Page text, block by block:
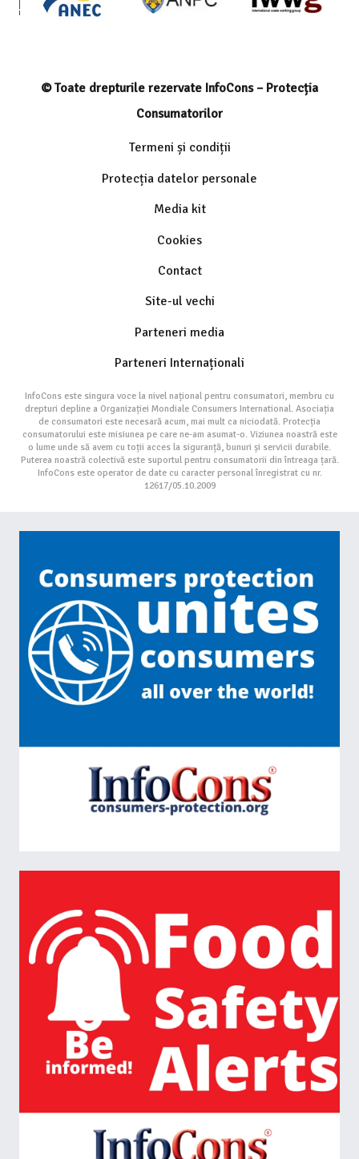
© Toate drepturile rezervate InfoCons – Protecția
Consumatorilor
Termeni și condiții
Protecția datelor personale
Media kit
Cookies
Contact
Site-ul vechi
Parteneri media
Parteneri Internaționali
InfoCons este singura voce la nivel național pentru consumatori, membru cu
drepturi depline a Organizației Mondiale Consumers International. Asociația
de consumatori este necesară acum, mai mult ca niciodată. Protecția
consumatorului este misiunea pe care ne-am asumat-o. Viziunea noastră este
o lume unde să avem cu toții acces la siguranță, bunuri și servicii durabile.
Puterea noastră colectivă este suportul pentru consumatorii din întreaga țară.
InfoCons este operator de date cu caracter personal înregistrat cu nr.
12617/05.10.2009